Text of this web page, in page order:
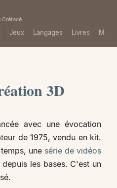
Crétacé
Jeux Langages Livres
3D
avec une évocation
de 1975, vendu en kit.
une série de vidéos
les bases. C'est un